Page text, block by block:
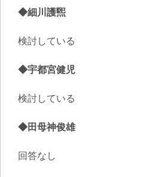
◆細川護煕
検討している
◆宇都宮健児
検討している
◆田母神俊雄
回答なし